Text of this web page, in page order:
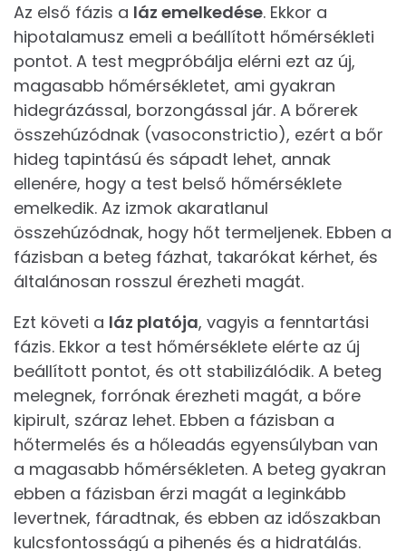
Az első fázis a láz emelkedése. Ekkor a
hipotalamusz emeli a beállított hőmérsékleti
pontot. A test megpróbálja elérni ezt az új,
magasabb hőmérsékletet, ami gyakran
hidegrázással, borzongással jár. A bőrerek
összehúzódnak (vasoconstrictio), ezért a bőr
hideg tapintású és sápadt lehet, annak
ellenére, hogy a test belső hőmérséklete
emelkedik. Az izmok akaratlanul
összehúzódnak, hogy hőt termeljenek. Ebben a
fázisban a beteg fázhat, takarókat kérhet, és
általánosan rosszul érezheti magát.
Ezt követi a láz platója, vagyis a fenntartási
fázis. Ekkor a test hőmérséklete elérte az új
beállított pontot, és ott stabilizálódik. A beteg
melegnek, forrónak érezheti magát, a bőre
kipirult, száraz lehet. Ebben a fázisban a
hőtermelés és a hőleadás egyensúlyban van
a magasabb hőmérsékleten. A beteg gyakran
ebben a fázisban érzi magát a leginkább
levertnek, fáradtnak, és ebben az időszakban
kulcsfontosságú a pihenés és a hidratálás.